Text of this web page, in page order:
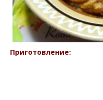
Приготовление: